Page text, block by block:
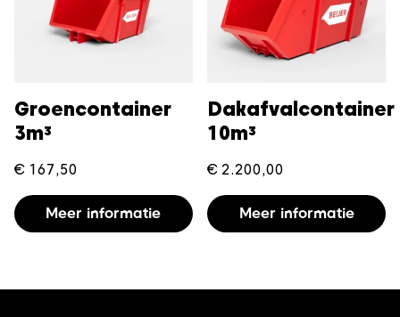
Groencontainer
3m³
€ 167,50
Meer informatie
Dakafvalcontainer
10m³
€ 2.200,00
Meer informatie